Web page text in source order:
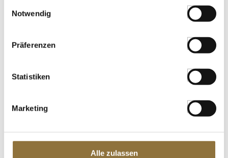
Notwendig
Präferenzen
Statistiken
Marketing
Alle zulassen
Pattys Burgersauce, kreiert von Patrick